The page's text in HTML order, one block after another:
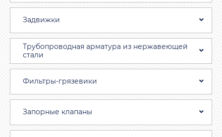
Задвижки
Трубопроводная aрматура из нержавеющей
стали
Фильтры-грязевики
Запорные клапаны